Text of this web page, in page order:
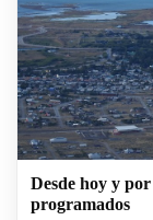
Desde hoy y
programados